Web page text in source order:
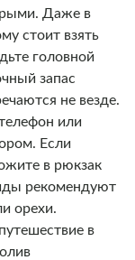
Даже в
стоит взять
головной
запас
не везде.
или
Если
в рюкзак
рекомендуют
орехи.
в